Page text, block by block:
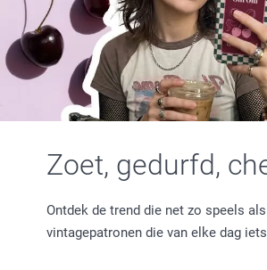
Zoet, gedurfd,
Ontdek de trend die net zo speels
vintagepatronen die van elke dag